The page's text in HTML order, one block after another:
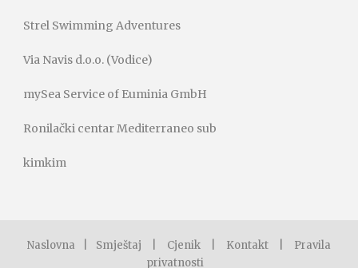
Strel Swimming Adventures
Via Navis d.o.o. (Vodice)
mySea Service of Euminia GmbH
Ronilački centar Mediterraneo sub
kimkim
Naslovna Smještaj Cjenik Kontakt
Pravila
privatnosti